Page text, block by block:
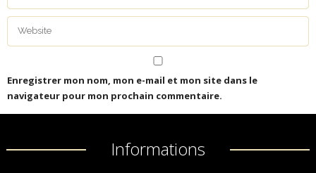
Enregistrer mon nom, mon e-mail et mon site dans le
navigateur pour mon prochain commentaire.
Informations